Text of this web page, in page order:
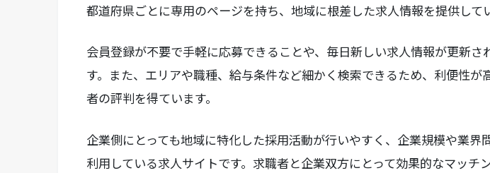
都道府県ごとに専用のページを持ち、地域に根差した求人情報を提供して
会員登録が不要で手軽に応募できることや、毎日新しい求人情報が更新さ
す。また、エリアや職種、給与条件など細かく検索できるため、利便性が
者の評判を得ています。
企業側にとっても地域に特化した採用活動が行いやすく、企業規模や業界
利用している求人サイトです。求職者と企業双方にとって効果的なマッチ